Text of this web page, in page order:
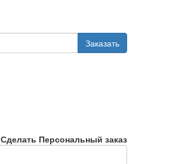
Заказать
Сделать Персональный заказ